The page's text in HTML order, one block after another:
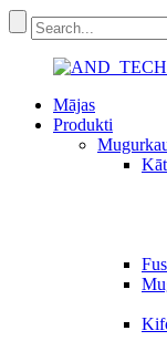
Mājas
Produkti